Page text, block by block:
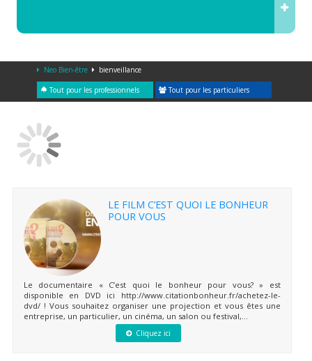
Neo Bien-être bienveillance
Tout pour les professionnels Tout pour les particuliers
LE FILM C’EST QUOI LE BONHEUR
POUR VOUS
Le documentaire « C’est quoi le bonheur pour vous? » est
disponible en DVD ici http://www.citationbonheur.fr/achetez-le-
dvd/ ! Vous souhaitez organiser une projection et vous êtes une
entreprise, un particulier, un cinéma, un salon ou festival,...
Cliquez ici